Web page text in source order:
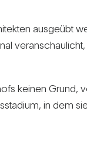
aus­geübt
keinen Grund,
in dem